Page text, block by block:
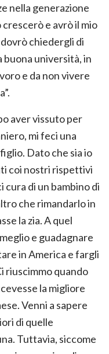
nella generazione
e avrò il mio
chiedergli di
buona università, in
e da non vivere
aver vissuto per
mi feci una
Dato che sia io
coi nostri rispettivi
di un bambino di
che rimandarlo in
la zia. A quel
e guadagnare
in America e fargli
riuscimmo quando
la migliore
Venni a sapere
di quelle
Tuttavia, siccome